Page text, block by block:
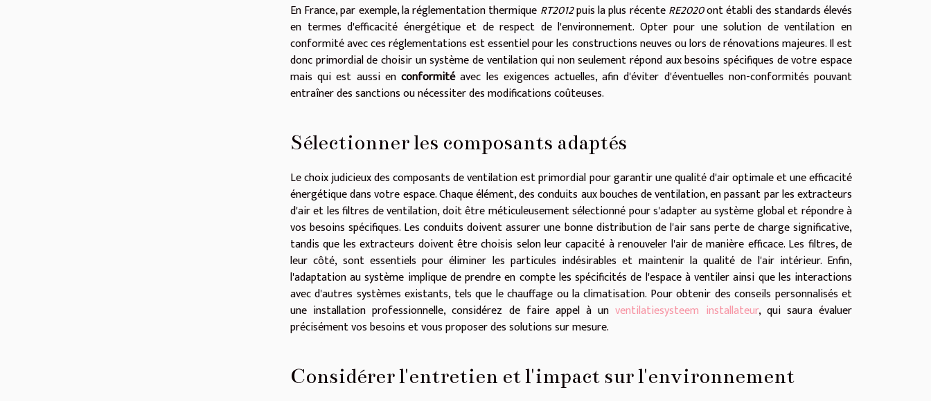
En France, par exemple, la réglementation thermique RT2012puis la plus récenteRE2020ont établi des standards élevés
en termes d'efficacité énergétique et de respect de l'environnement. Opter pour une solution de ventilation en
conformité avec ces réglementations est essentiel pour les constructions neuves ou lors de rénovations majeures. Il est
donc primordial de choisir un système de ventilation qui non seulement répond aux besoins spécifiques de votre espace
mais qui est aussi enconformitéavec les exigences actuelles, afin d'éviter d'éventuelles non-conformités pouvant
entraîner des sanctions ou nécessiter des modifications coûteuses.
Sélectionner les composants adaptés
Le choix judicieux des composants de ventilation est primordial pour garantir une qualité d'air optimale et une efficacité
énergétique dans votre espace. Chaque élément, des conduits aux bouches de ventilation, en passant par les extracteurs
d'air et les filtres de ventilation, doit être méticuleusement sélectionné pour s'adapter au système global et répondre à
vos besoins spécifiques. Les conduits doivent assurer une bonne distribution de l'air sans perte de charge significative,
tandis que les extracteurs doivent être choisis selon leur capacité à renouveler l'air de manière efficace. Les filtres, de
leur côté, sont essentiels pour éliminer les particules indésirables et maintenir la qualité de l'air intérieur. Enfin,
l'adaptation au système implique de prendre en compte les spécificités de l'espace à ventiler ainsi que les interactions
avec d'autres systèmes existants, tels que le chauffage ou la climatisation. Pour obtenir des conseils personnalisés et
une installation professionnelle, considérez de faire appel à unventilatiesysteem installateur, qui saura évaluer
précisément vos besoins et vous proposer des solutions sur mesure.
Considérer l'entretien et l'impact sur l'environnement